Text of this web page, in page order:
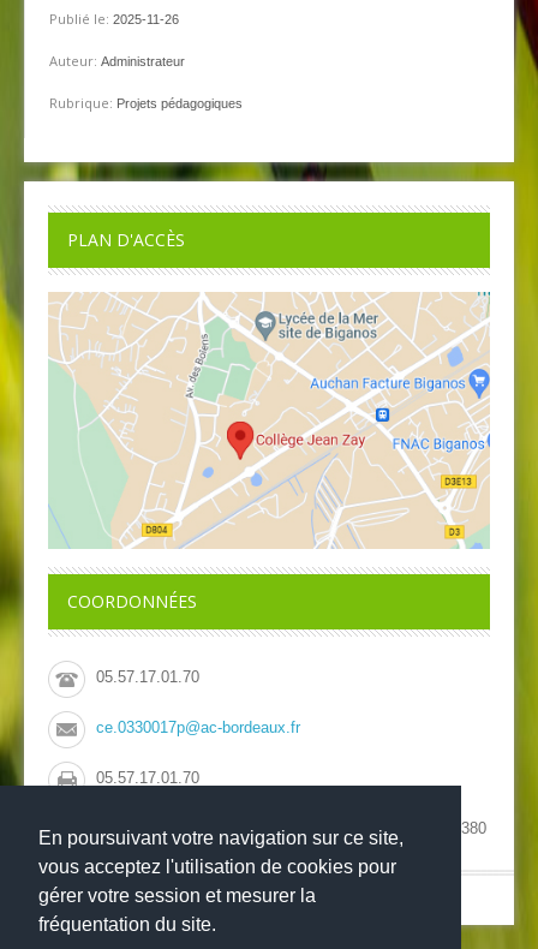
En poursuivant votre navigation sur ce site,
vous acceptez l'utilisation de cookies pour
gérer votre session et mesurer la
fréquentation du site.
Publié le: 2025-11-26
Auteur: Administrateur
Rubrique: Projets pédagogiques
PLAN D'ACCÈS
COORDONNÉES
05.57.17.01.70
ce.0330017p@ac-bordeaux.fr
05.57.17.01.70
Collège Jean Zay, 41 avenue de la Côte d'Argent, 33380
Biganos
© Copyright 2022Collège Jean Zay-Mentions légales